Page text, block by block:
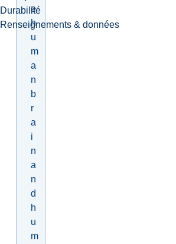
Durabilité
Renseignements & données
e
h
u
m
a
n
b
r
a
i
n
a
n
d
h
u
m